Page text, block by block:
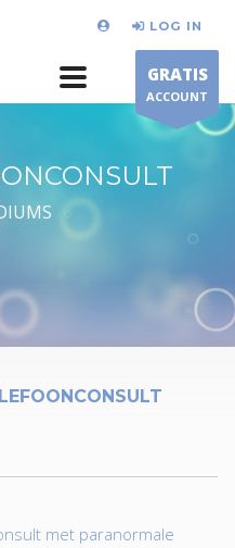
LOG IN
GRATIS
ACCOUNT
met paranormale